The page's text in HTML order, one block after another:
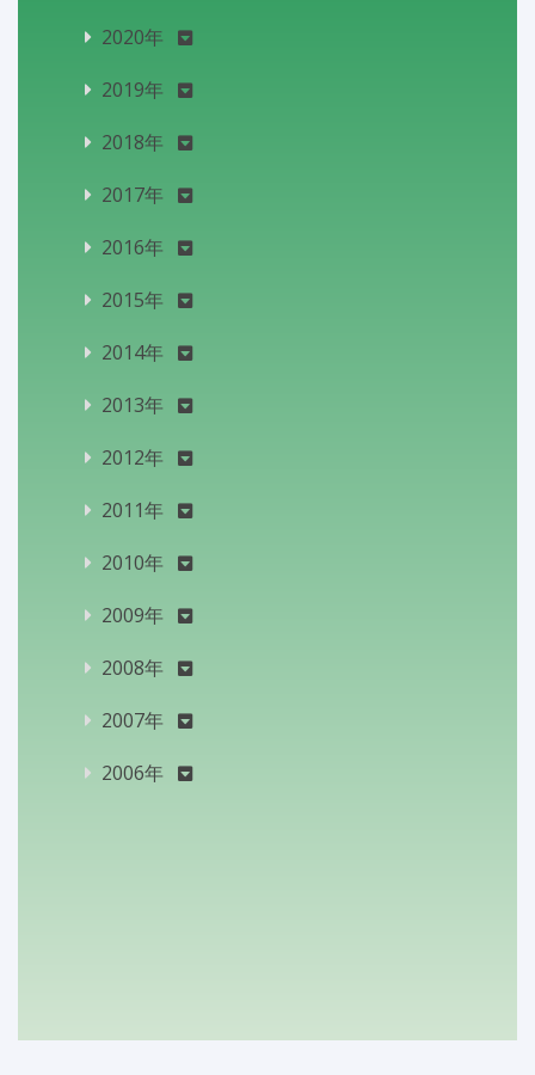
2020年
2019年
2018年
2017年
2016年
2015年
2014年
2013年
2012年
2011年
2010年
2009年
2008年
2007年
2006年